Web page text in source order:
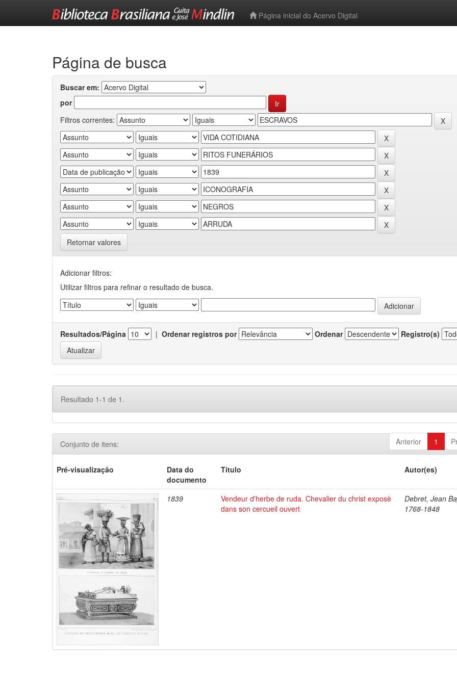
Página inicial do Acervo Digital
Página de busca
Buscar em:
por
Filtros correntes:
Retornar valores
Adicionar filtros:
Utilizar filtros para refinar o resultado de busca.
Resultados/Página | Ordenar registros por Ordenar Registro(s)
Resultado 1-1 de 1.
Anterior 1
Conjunto de itens:
Pré-visualização
Data do
documento
Título Autor(es)
1839
Vendeur d'herbe de ruda. Chevalier du christ exposè
dans son cercueil ouvert
Debret, Jean
1768-1848